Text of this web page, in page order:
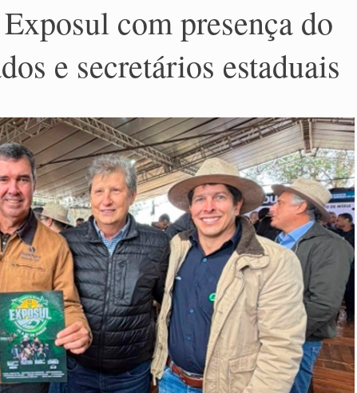
com presença do
e secretários estaduais